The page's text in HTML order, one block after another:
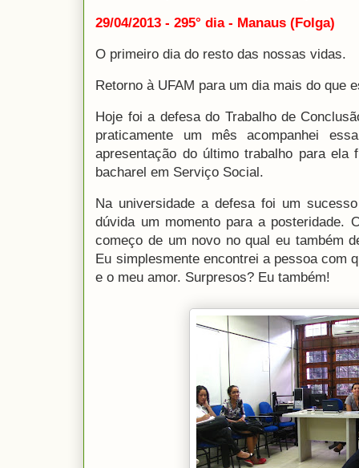
29/04/2013 - 295° dia - Manaus (Folga)
O primeiro dia do resto das nossas vidas.
Retorno à UFAM para um dia mais do que
Hoje foi a defesa do Trabalho de
praticamente um mês acompanhei
apresentação do último trabalho para ela
bacharel em Serviço Social.
Na universidade a defesa foi um
dúvida um momento para a posteridade.
começo de um novo no qual eu também
Eu simplesmente encontrei a pessoa com
e o meu amor. Surpresos? Eu também!